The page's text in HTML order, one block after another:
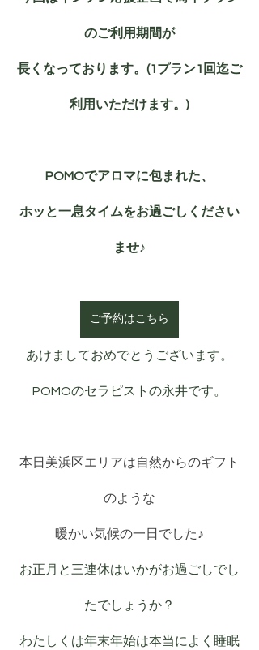
のご利用期間が
長くなっております。(1プラン1回迄ご
利用いただけます。)
POMOでアロマに包まれた、
ホッと一息タイムをお過ごしください
ませ♪
ご予約はこちら
あけましておめでとうございます。
POMOのセラピストの永井です。
本日美浜区エリアは自然からのギフト
のような
暖かい気候の一日でした♪
お正月と三連休はいかがお過ごしでし
たでしょうか？
わたしくは年末年始は本当によく睡眠